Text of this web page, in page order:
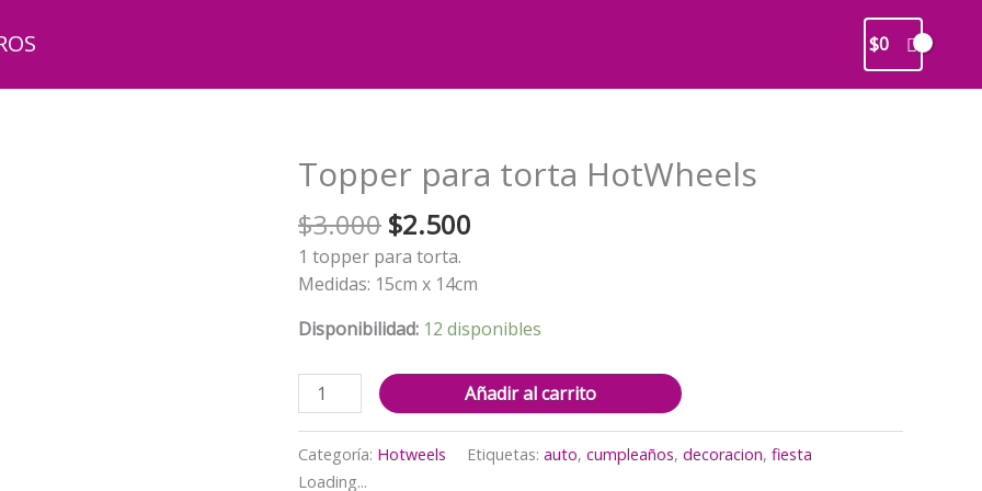
$0
Topper para torta HotWheels
$3.000 El
precio
original
$3.000.
$2.500
actual
$2.500.
1 topper para torta.
Medidas: 15cm x 14cm
Disponibilidad: 12 disponibles
Topper
para
HotWheels
Añadir al carrito
Categoría: Hotweels Etiquetas: auto, cumpleaños, decoracion, fiesta
Loading...